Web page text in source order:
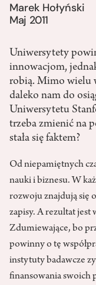
Marek Hołyński
Maj 2011
Uniwersytety
innowacjom,
robią. Mimo wielu
daleko nam do
Uniwersytetu
trzeba zmienić na
stała się faktem?
Od niepamiętnych
nauki i biznesu. W
rozwoju znajdują się
zapisy. A rezultat jest
Zdumiewające, bo
powinny o tę
instytuty badawcze
finansowania swoich